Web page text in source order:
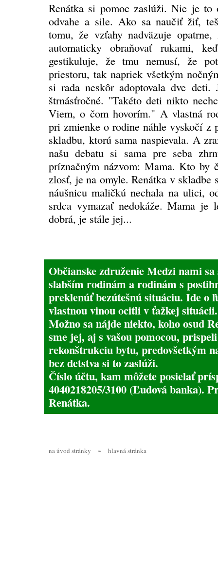
Renátka si pomoc zaslúži. Nie je
odvahe a sile. Ako sa naučiť žiť,
tomu, že vzťahy nadväzuje
automaticky obraňovať rukami,
gestikuluje, že tmu nemusí, že
priestoru, tak napriek všetkým
si rada neskôr adoptovala dve deti.
štrnásťročné. "Takéto deti nikto
Viem, o čom hovorím." A vlastná
pri zmienke o rodine náhle vyskočí z
skladbu, ktorú sama naspievala. A
našu debatu si sama pre seba
príznačným názvom: Mama. Kto by
zlosť, je na omyle. Renátka v skladbe
náušnicu maličkú nechala na ulici,
srdca vymazať nedokáže. Mama je
dobrá, je stále jej...
Občianske združenie Medzi nami
slabším rodinám a rodinám s
preklenúť bezútešnú situáciu. Ide o
vlastnou vinou ocitli v ťažkej situácii.
Možno sa nájde niekto, koho osud
sme jej, aj s vašou pomocou,
rekonštrukciu bytu, predovšetkým
bez detstva si to zaslúži.
Číslo účtu, kam môžete posielať
4040218205/3100 (Ľudová banka).
Renátka.
na úvod stránky ~ hlavná stránka